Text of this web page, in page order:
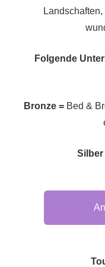
Folgende
Bronze =Bed &
Silber